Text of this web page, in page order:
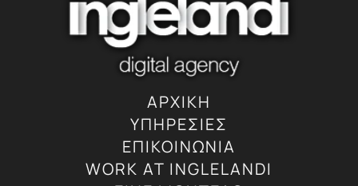
ΑΡΧΙΚΗ
ΥΠΗΡΕΣΙΕΣ
ΕΠΙΚΟΙΝΩΝΙΑ
WORK AT INGLELANDI